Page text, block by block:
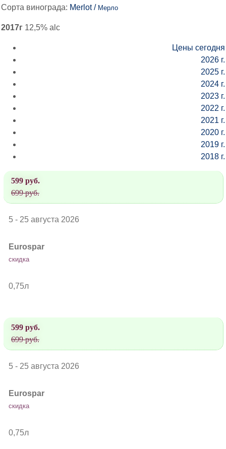
Сорта винограда: Merlot / Мерло
2017г 12,5% alc
Цены сегодня
2026 г.
2025 г.
2024 г.
2023 г.
2022 г.
2021 г.
2020 г.
2019 г.
2018 г.
599 руб.
699 руб.
5 - 25 августа 2026
Eurospar
скидка
0,75л
599 руб.
699 руб.
5 - 25 августа 2026
Eurospar
скидка
0,75л